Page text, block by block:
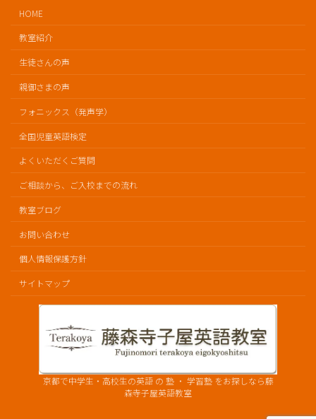
HOME
教室紹介
生徒さんの声
親御さまの声
フォニックス（発声学）
全国児童英語検定
よくいただくご質問
ご相談から、ご入校までの流れ
教室ブログ
お問い合わせ
個人情報保護方針
サイトマップ
京都で中学生・高校生の英語 の 塾 ・ 学習塾 をお探しなら藤
森寺子屋英語教室